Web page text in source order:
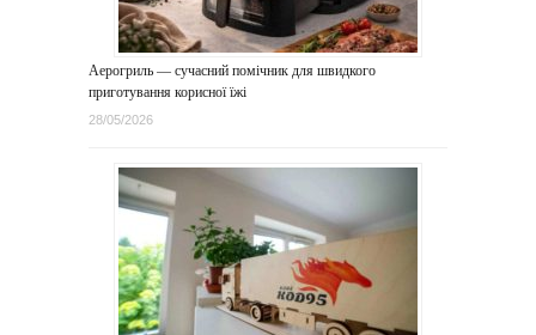
Аерогриль — сучасний помічник для швидкого
приготування корисної їжі
28/05/2026